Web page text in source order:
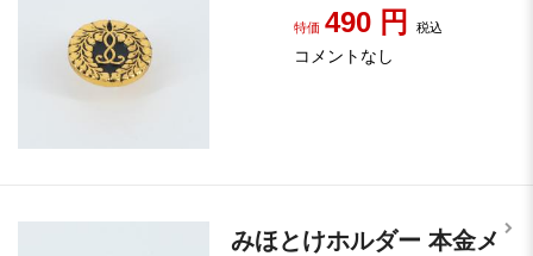
特価 490 円 税込
コメントなし
みほとけホルダー 本金メ